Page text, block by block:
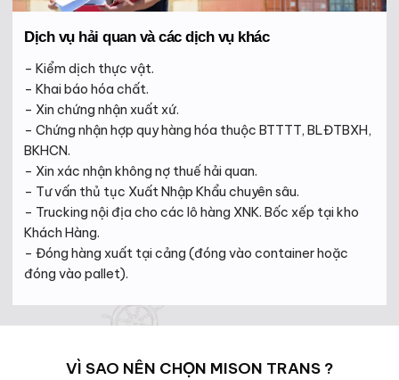
Dịch vụ hải quan và các dịch vụ khác
– Kiểm dịch thực vật.
– Khai báo hóa chất.
– Xin chứng nhận xuất xứ.
– Chứng nhận hợp quy hàng hóa thuộc BTTTT, BLĐTBXH,
BKHCN.
– Xin xác nhận không nợ thuế hải quan.
– Tư vấn thủ tục Xuất Nhập Khẩu chuyên sâu.
– Trucking nội địa cho các lô hàng XNK. Bốc xếp tại kho
Khách Hàng.
– Đóng hàng xuất tại cảng (đóng vào container hoặc
đóng vào pallet).
VÌ SAO NÊN CHỌN MISON TRANS ?